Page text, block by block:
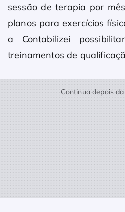
sessão de terapia por
planos para exercícios
a Contabilizei
treinamentos de
Continua depois